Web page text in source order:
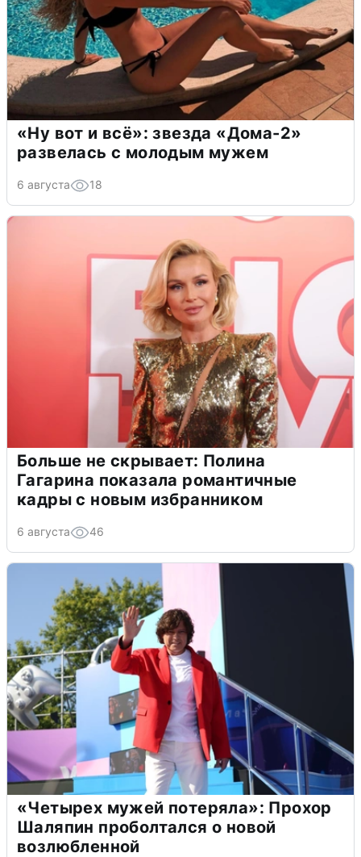
«Ну вот и всё»: звезда «Дома-2»
развелась с молодым мужем
6 августа 18
Больше не скрывает: Полина
Гагарина показала романтичные
кадры с новым избранником
6 августа 46
«Четырех мужей потеряла»: Прохор
Шаляпин проболтался о новой
возлюбленной